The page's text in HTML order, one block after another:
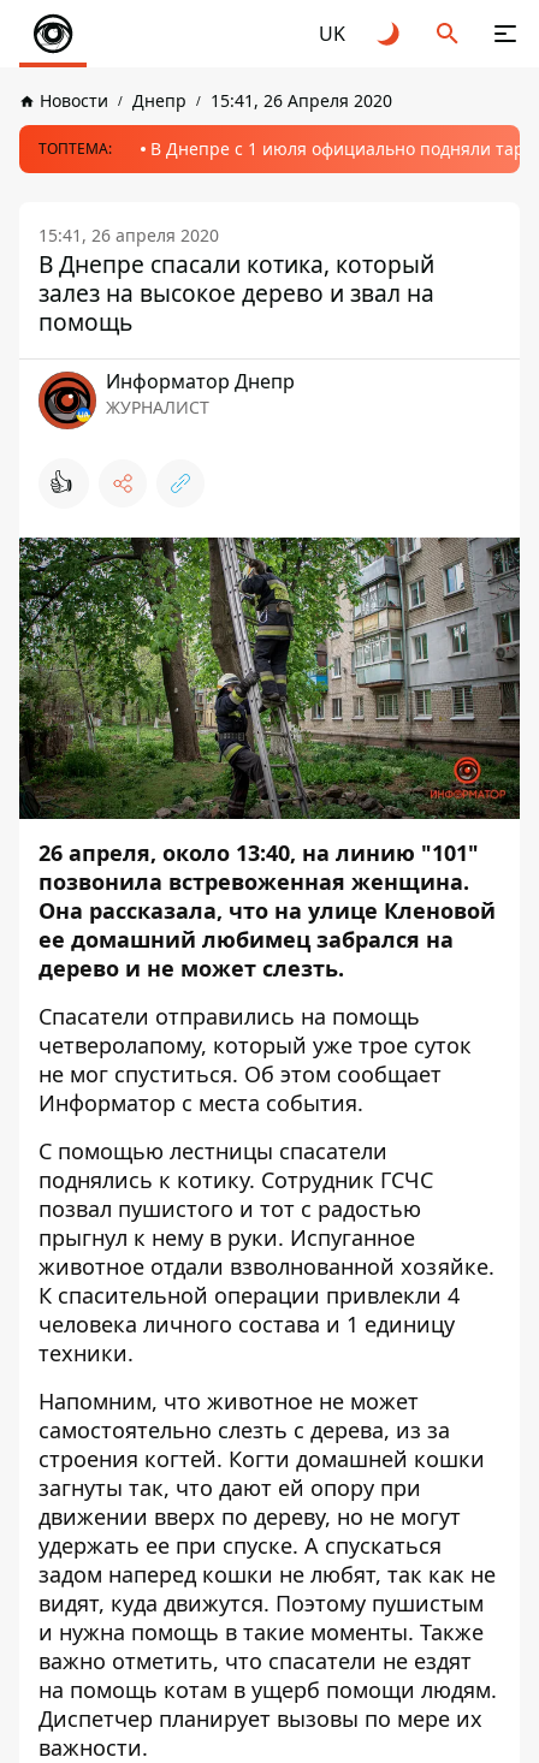
UK
Новости Днепр 15:41, 26 Апреля 2020
ТОПТЕМА: В Днепре с 1 июля официально подняли
15:41, 26 апреля 2020
В Днепре спасали котика, который
залез на высокое дерево и звал на
помощь
Информатор Днепр
ЖУРНАЛИСТ
👍
26 апреля, около 13:40, на линию "101"
позвонила встревоженная женщина.
Она рассказала, что на улице Кленовой
ее домашний любимец забрался на
дерево и не может слезть.
Спасатели отправились на помощь
четверолапому, который уже трое суток
не мог спуститься. Об этом сообщает
Информатор с места события.
С помощью лестницы спасатели
поднялись к котику. Сотрудник ГСЧС
позвал пушистого и тот с радостью
прыгнул к нему в руки. Испуганное
животное отдали взволнованной хозяйке.
К спасительной операции привлекли 4
человека личного состава и 1 единицу
техники.
Напомним, что животное не может
самостоятельно слезть с дерева, из за
строения когтей. Когти домашней кошки
загнуты так, что дают ей опору при
движении вверх по дереву, но не могут
удержать ее при спуске. А спускаться
задом наперед кошки не любят, так как не
видят, куда движутся. Поэтому пушистым
и нужна помощь в такие моменты. Также
важно отметить, что спасатели не ездят
на помощь котам в ущерб помощи людям.
Диспетчер планирует вызовы по мере их
важности.